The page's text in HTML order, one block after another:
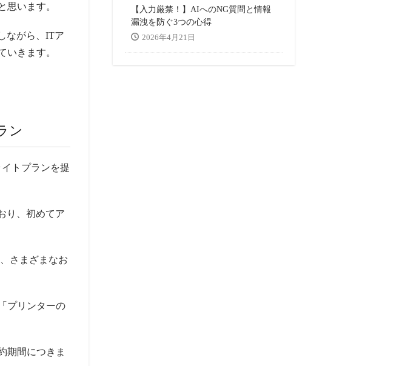
思います。
ながら、ITア
いきます。
ン
トプランを提
り、初めてア
さまざまなお
プリンターの
期間につきま
【入力厳禁！】AIへのNG質問と情報
漏洩を防ぐ3つの心得
2026年4月21日